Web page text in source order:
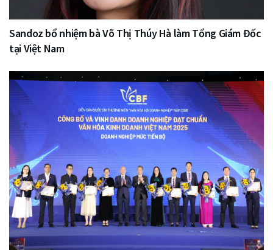
Sandoz bổ nhiệm bà Võ Thị Thúy Hà làm Tổng Giám Đốc
tại Việt Nam